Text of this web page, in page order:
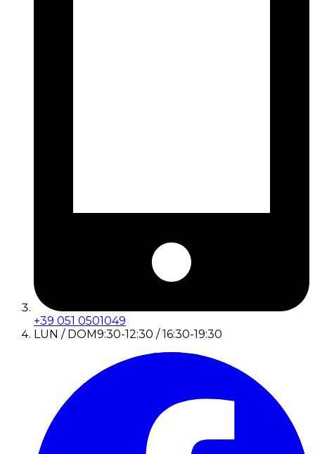
+39 051 0501049
LUN / DOM9:30-12:30 / 16:30-19:30